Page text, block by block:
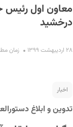
معاون اول رئیس
درخشید
۲۸ اردیبهشت ۱۳۹۹ زمان مطالعه
اخبار
تدوین و ابلاغ